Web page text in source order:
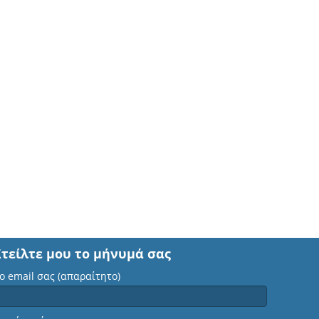
μου το μήνυμά σας
email σας (απαραίτητο)